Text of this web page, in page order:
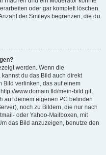
oder gar komplett löschen.
der Smileys begrenzen, die du
werden. Wenn die
du das Bild auch direkt
Bild verlinken, das auf einem
www.domain.tld/mein-bild.gif.
auf deinem eigenen PC befinden
noch zu Bildern, die nur nach
oder Yahoo-Mailboxen, mit
das Bild anzuzeigen, benutze den